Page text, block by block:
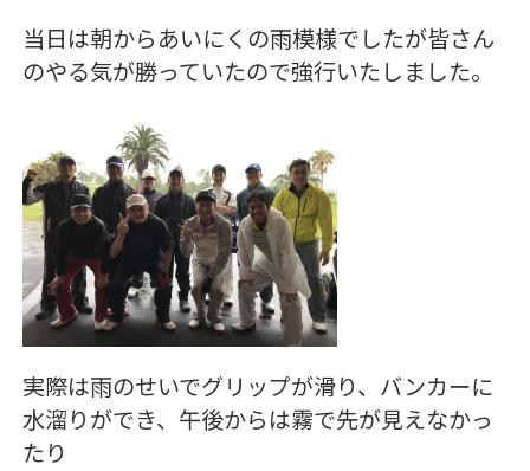
当日は朝からあいにくの雨模様でしたが皆さん
のやる気が勝っていたので強行いたしました。
実際は雨のせいでグリップが滑り、バンカーに
水溜りができ、午後からは霧で先が見えなかっ
たり